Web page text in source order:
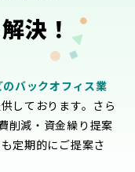
決！
のバックオフィス業
しております。さら
削減・資金繰り提案
定期的にご提案さ